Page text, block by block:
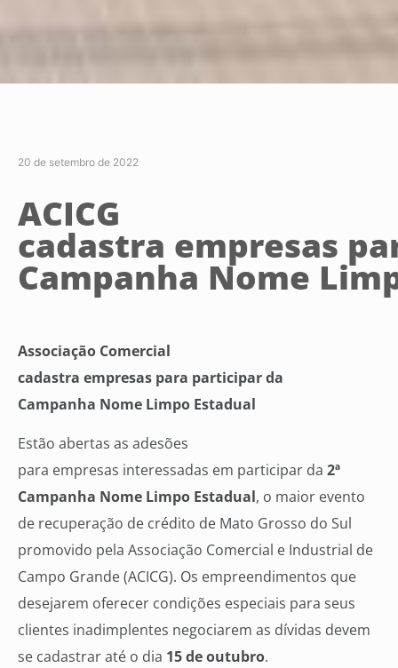
20 de setembro de 2022
ACICG
cadastra empresas
Campanha Nome
Associação Comercial
cadastra empresas para participar da
Campanha Nome Limpo Estadual
Estão abertas as adesões
para empresas interessadas em participar da 2ª
Campanha Nome Limpo Estadual, o maior evento
de recuperação de crédito de Mato Grosso do Sul
promovido pela Associação Comercial e Industrial de
Campo Grande (ACICG). Os empreendimentos que
desejarem oferecer condições especiais para seus
clientes inadimplentes negociarem as dívidas devem
se cadastrar até o dia 15 de outubro.